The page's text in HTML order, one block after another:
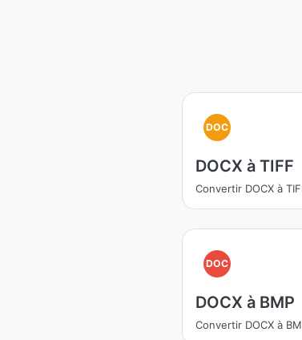
DOC
DOCX à TIFF
Convertir DOCX à
DOC
DOCX à BMP
Convertir DOCX à